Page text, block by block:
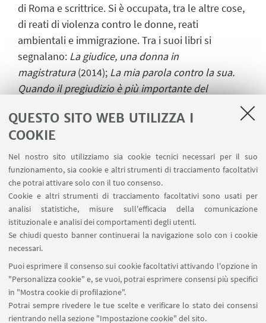
QUESTO SITO WEB UTILIZZA I
COOKIE
Nel nostro sito utilizziamo sia cookie tecnici necessari per il suo
funzionamento, sia cookie e altri strumenti di tracciamento facoltativi
che potrai attivare solo con il tuo consenso.
Cookie e altri strumenti di tracciamento facoltativi sono usati per
analisi statistiche, misure sull'efficacia della comunicazione
istituzionale e analisi dei comportamenti degli utenti.
Se chiudi questo banner continuerai la navigazione solo con i cookie
necessari.
Puoi esprimere il consenso sui cookie facoltativi attivando l'opzione in
"Personalizza cookie" e, se vuoi, potrai esprimere consensi più specifici
in "Mostra cookie di profilazione".
Potrai sempre rivedere le tue scelte e verificare lo stato dei consensi
rientrando nella sezione "Impostazione cookie" del sito.
di Roma e scrittrice. Si è occupata, tra le altre cose,
di reati di violenza contro le donne, reati
ambientali e immigrazione. Tra i suoi libri si
segnalano: La giudice, una donna in
magistratura(2014); La mia parola contro la sua.
Quando il pregiudizio è più importante del
violenza di genere: dalle fonti sovranazionali agli
strumenti applicativi
Per prenotare l'accesso alla conferenza scrivere
asegreteria@accademiascienzebologna.it.
ALLEGATI
Locandina [ .pdf 487Kb ]